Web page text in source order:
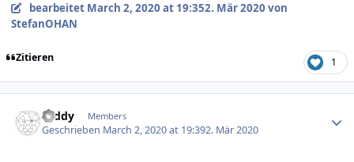
bearbeitet March 2, 2020 at 19:352. Mär 2020 von
StefanOHAN
Zitieren 1
Teddy Members
Geschrieben March 2, 2020 at 19:392. Mär 2020